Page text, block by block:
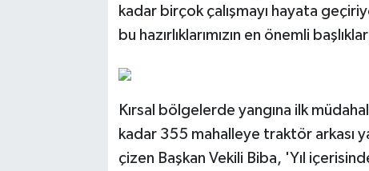
kadar birçok çalışmayı hayata
bu hazırlıklarımızın en önemli
Kırsal bölgelerde yangına ilk
kadar 355 mahalleye traktör arkası
çizen Başkan Vekili Biba, 'Yıl